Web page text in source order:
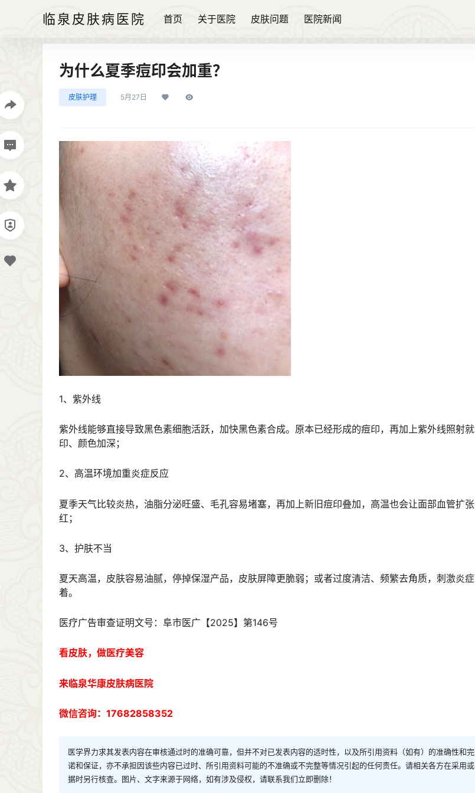
临泉皮肤病医院 首页 关于医院 皮肤问题 医院新闻
为什么夏季痘印会加重？
皮肤护理 5月27日
1、紫外线
紫外线能够直接导致黑色素细胞活跃，加快黑色素合成。原本已经形成的痘印，再加上紫外线照射
印、颜色加深；
2、高温环境加重炎症反应
夏季天气比较炎热，油脂分泌旺盛、毛孔容易堵塞，再加上新旧痘印叠加，高温也会让面部血管扩
红；
3、护肤不当
夏天高温，皮肤容易油腻，停掉保湿产品，皮肤屏障更脆弱；或者过度清洁、频繁去角质，刺激炎
着。
医疗广告审查证明文号：阜市医广【2025】第146号
看皮肤，做医疗美容
来临泉华康皮肤病医院
微信咨询：17682858352
医学界力求其发表内容在审核通过时的准确可靠，但并不对已发表内容的适时性，以及所引用资料（如有）的准确性和
诺和保证，亦不承担因该些内容已过时、所引用资料可能的不准确或不完整等情况引起的任何责任。请相关各方在采用
据时另行核查。图片、文字来源于网络，如有涉及侵权，请联系我们立即删除！